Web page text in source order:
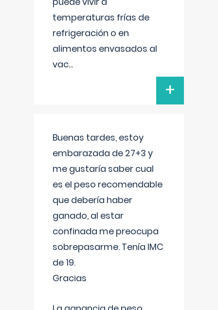
temperaturas frías de
refrigeración o en
alimentos envasados al
vac...
+
Buenas tardes, estoy
embarazada de 27+3 y
me gustaría saber cual
es el peso recomendable
que debería haber
ganado, al estar
confinada me preocupa
sobrepasarme. Tenía IMC
de 19.
Gracias